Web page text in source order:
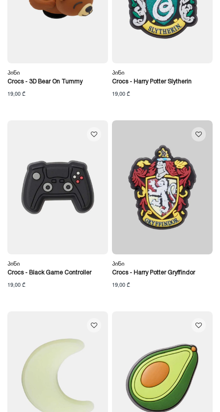
Პინი
Crocs - 3D Bear On Tummy
19,00 ₾
Პინი
Crocs - Harry Potter Slytherin
19,00 ₾
Პინი
Crocs - Black Game Controller
19,00 ₾
Პინი
Crocs - Harry Potter Gryffindor
19,00 ₾